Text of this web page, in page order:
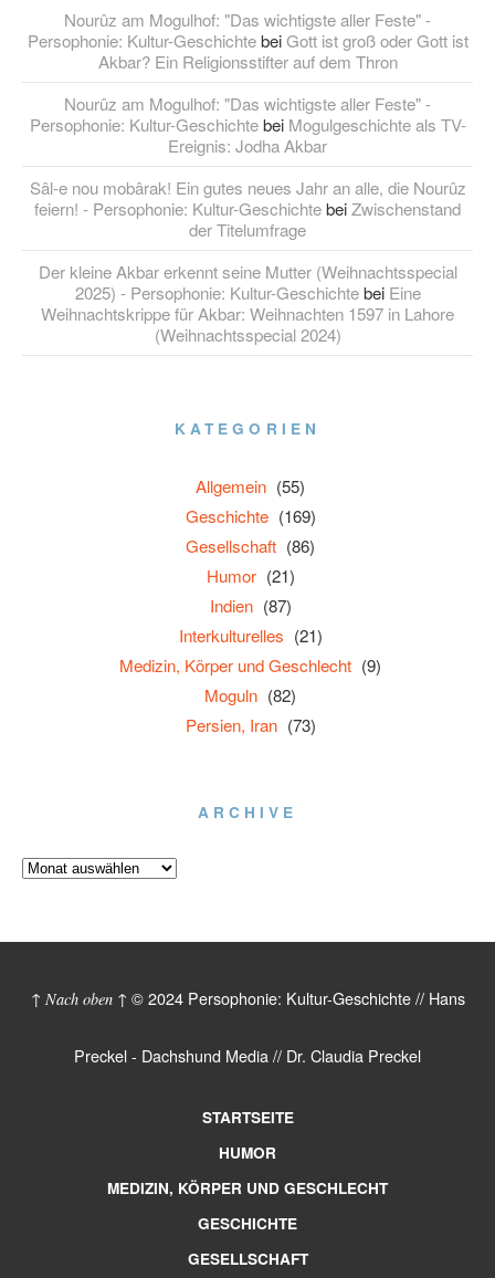
Nourûz am Mogulhof: "Das wichtigste aller Feste" -
Persophonie: Kultur-GeschichtebeiGott ist groß oder Gott ist
Akbar? Ein Religionsstifter auf dem Thron
Nourûz am Mogulhof: "Das wichtigste aller Feste" -
Persophonie: Kultur-Geschichtebei Mogulgeschichte als TV-
Ereignis: Jodha Akbar
Sâl-e nou mobârak! Ein gutes neues Jahr an alle, die Nourûz
feiern! - Persophonie: Kultur-GeschichtebeiZwischenstand
der Titelumfrage
Der kleine Akbar erkennt seine Mutter (Weihnachtsspecial
2025) - Persophonie: Kultur-Geschichtebei Eine
Weihnachtskrippe für Akbar: Weihnachten 1597 in Lahore
(Weihnachtsspecial 2024)
KATEGORIEN
Allgemein (55)
Geschichte (169)
Gesellschaft (86)
Humor (21)
Indien (87)
Interkulturelles (21)
Medizin, Körper und Geschlecht (9)
Moguln (82)
Persien, Iran (73)
ARCHIVE
↑ Nach oben ↑ © 2024 Persophonie: Kultur-Geschichte // Hans
Preckel - Dachshund Media // Dr. Claudia Preckel
STARTSEITE
HUMOR
MEDIZIN, KÖRPER UND GESCHLECHT
GESCHICHTE
GESELLSCHAFT